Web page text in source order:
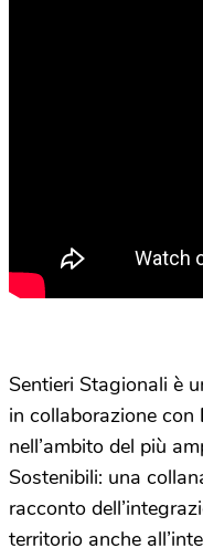
Sentieri Stagionali è
in collaborazione con
nell’ambito del più
Sostenibili: una
racconto
territorio anche